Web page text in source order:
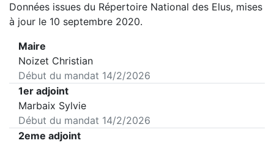
Données issues du Répertoire National des Elus, mises
à jour le 10 septembre 2020.
Maire
Noizet Christian
Début du mandat 14/2/2026
1er adjoint
Marbaix Sylvie
Début du mandat 14/2/2026
2eme adjoint